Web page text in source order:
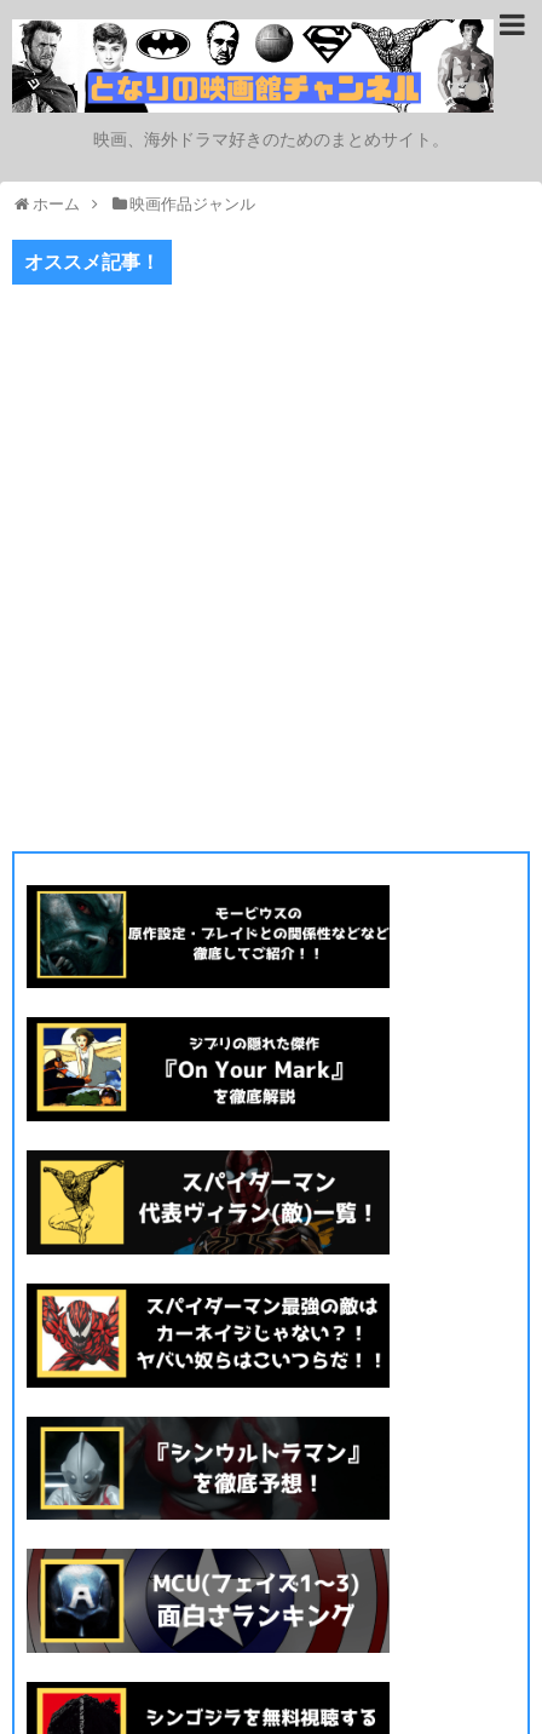
映画、海外ドラマ好きのためのまとめサイト。
ホーム 映画作品ジャンル
オススメ記事！